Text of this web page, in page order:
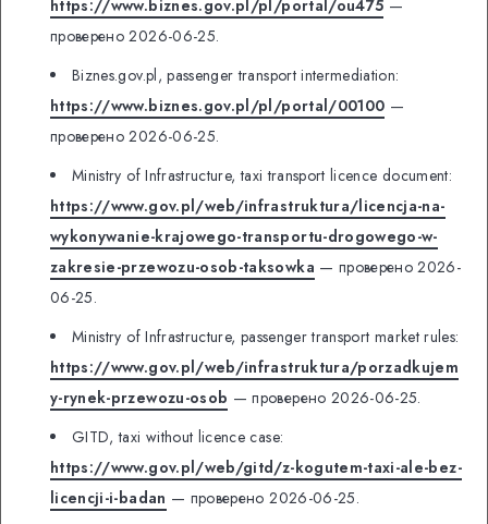
https://www.biznes.gov.pl/pl/portal/ou475 —
проверено 2026-06-25.
Biznes.gov.pl, passenger transport intermediation:
https://www.biznes.gov.pl/pl/portal/00100 —
проверено 2026-06-25.
Ministry of Infrastructure, taxi transport licence document:
https://www.gov.pl/web/infrastruktura/licencja-na-
wykonywanie-krajowego-transportu-drogowego-w-
zakresie-przewozu-osob-taksowka — проверено 2026-
06-25.
Ministry of Infrastructure, passenger transport market rules:
https://www.gov.pl/web/infrastruktura/porzadkujem
y-rynek-przewozu-osob — проверено 2026-06-25.
GITD, taxi without licence case:
https://www.gov.pl/web/gitd/z-kogutem-taxi-ale-bez-
licencji-i-badan — проверено 2026-06-25.